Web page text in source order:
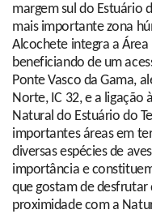
margem sul do Estuário
mais importante zona
Alcochete integra a
beneficiando de um
Ponte Vasco da Gama,
Norte, IC 32, e a ligação
Natural do Estuário do
importantes áreas em
diversas espécies de
importância e
que gostam de
proximidade com a